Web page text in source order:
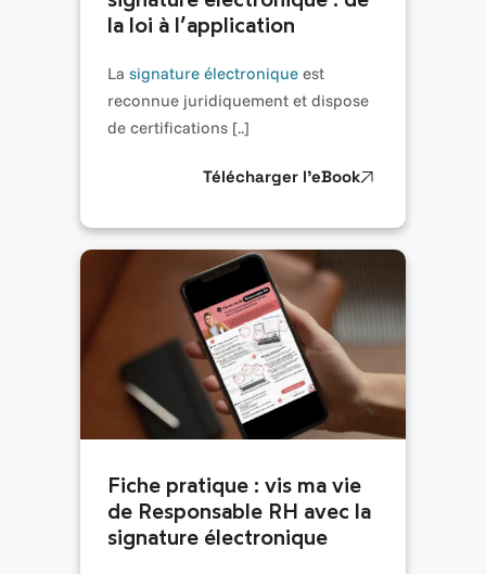
la loi à l’application
La signature électronique est
reconnue juridiquement et dispose
de certifications [..]
Télécharger l’eBook
Fiche pratique : vis ma vie
de Responsable RH avec la
signature électronique